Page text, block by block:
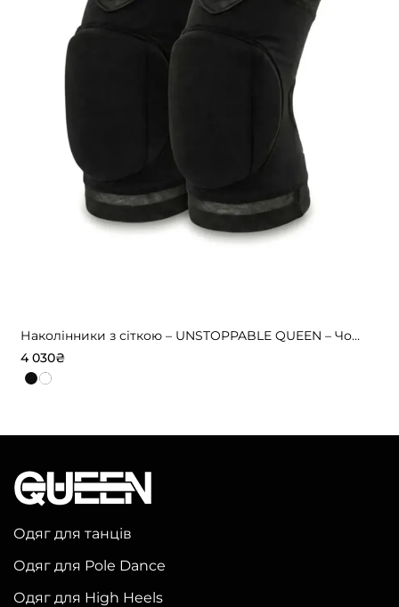
Наколінники з сіткою – UNSTOPPABLE QUEEN – Чорні
4 030₴
Цей
варіантів.
Параметри
вибрати
на
сторінці
Одяг для танців
Одяг для Pole Dance
Одяг для High Heels